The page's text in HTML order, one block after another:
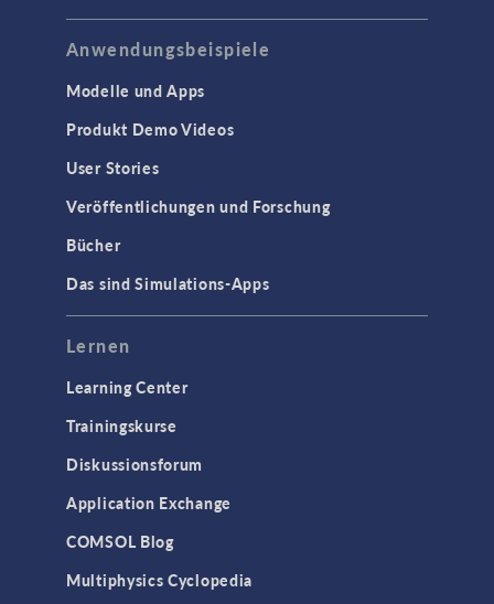
Anwendungsbeispiele
Modelle und Apps
Produkt Demo Videos
User Stories
Veröffentlichungen und Forschung
Bücher
Das sind Simulations-Apps
Lernen
Learning Center
Trainingskurse
Diskussionsforum
Application Exchange
COMSOL Blog
Multiphysics Cyclopedia